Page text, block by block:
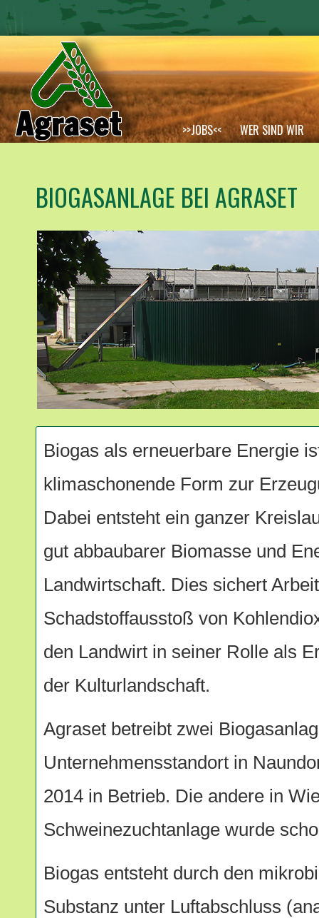
>>JOBS<<
WER SIND WIR
BIOGASANLAGE BEI AGRASET
Biogas als erneuerbare Energie
klimaschonende Form zur
Dabei entsteht ein ganzer
gut abbaubarer Biomasse und
Landwirtschaft. Dies sichert
Schadstoffausstoß von
den Landwirt in seiner Rolle als
der Kulturlandschaft.
Agraset betreibt zwei
Unternehmensstandort in
2014 in Betrieb. Die andere in
Schweinezuchtanlage wurde
Biogas entsteht durch den
Substanz unter Luftabschluss